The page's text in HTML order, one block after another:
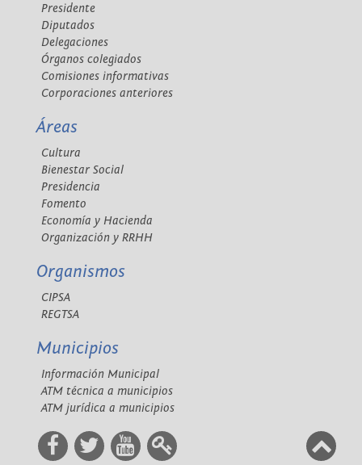
Presidente
Diputados
Delegaciones
Órganos colegiados
Comisiones informativas
Corporaciones anteriores
Áreas
Cultura
Bienestar Social
Presidencia
Fomento
Economía y Hacienda
Organización y RRHH
Organismos
CIPSA
REGTSA
Municipios
Información Municipal
ATM técnica a municipios
ATM jurídica a municipios